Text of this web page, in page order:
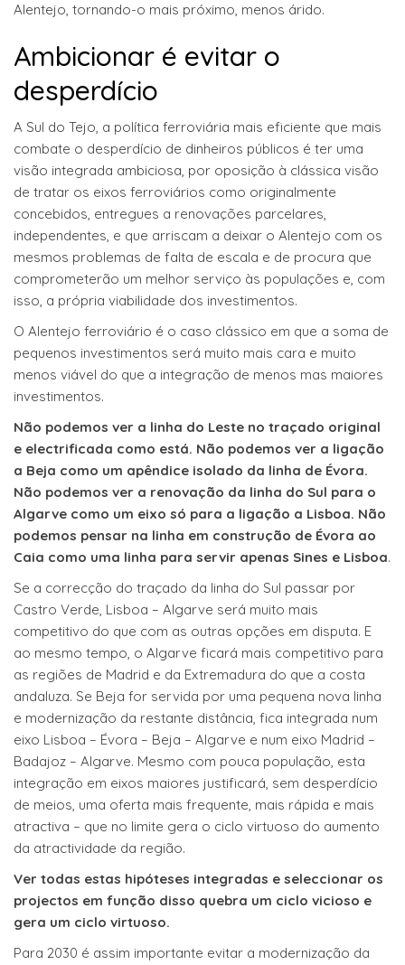
Alentejo, tornando-o mais próximo, menos árido.
Ambicionar é evitar o
desperdício
A Sul do Tejo, a política ferroviária mais eficiente que mais
combate o desperdício de dinheiros públicos é ter uma
visão integrada ambiciosa, por oposição à clássica visão
de tratar os eixos ferroviários como originalmente
concebidos, entregues a renovações parcelares,
independentes, e que arriscam a deixar o Alentejo com os
mesmos problemas de falta de escala e de procura que
comprometerão um melhor serviço às populações e, com
isso, a própria viabilidade dos investimentos.
O Alentejo ferroviário é o caso clássico em que a soma de
pequenos investimentos será muito mais cara e muito
menos viável do que a integração de menos mas maiores
investimentos.
Não podemos ver a linha do Leste no traçado original
e electrificada como está. Não podemos ver a ligação
a Beja como um apêndice isolado da linha de Évora.
Não podemos ver a renovação da linha do Sul para o
Algarve como um eixo só para a ligação a Lisboa. Não
podemos pensar na linha em construção de Évora ao
Caia como uma linha para servir apenas Sines e Lisboa.
Se a correcção do traçado da linha do Sul passar por
Castro Verde, Lisboa – Algarve será muito mais
competitivo do que com as outras opções em disputa. E
ao mesmo tempo, o Algarve ficará mais competitivo para
as regiões de Madrid e da Extremadura do que a costa
andaluza. Se Beja for servida por uma pequena nova linha
e modernização da restante distância, fica integrada num
eixo Lisboa – Évora – Beja – Algarve e num eixo Madrid –
Badajoz – Algarve. Mesmo com pouca população, esta
integração em eixos maiores justificará, sem desperdício
de meios, uma oferta mais frequente, mais rápida e mais
atractiva – que no limite gera o ciclo virtuoso do aumento
da atractividade da região.
Ver todas estas hipóteses integradas e seleccionar os
projectos em função disso quebra um ciclo vicioso e
gera um ciclo virtuoso.
Para 2030 é assim importante evitar a modernização da